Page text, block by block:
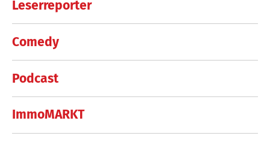
Leserreporter
Comedy
Podcast
ImmoMARKT